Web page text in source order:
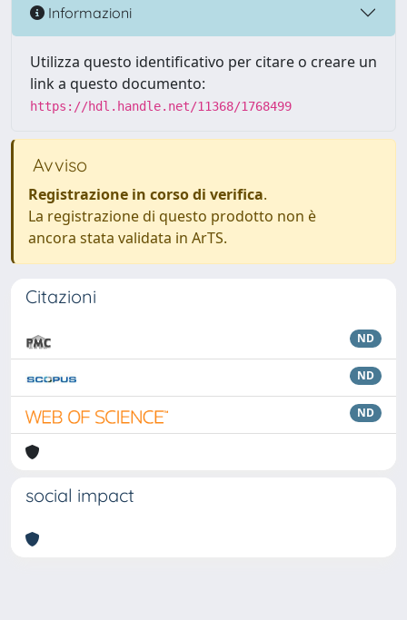
Informazioni
Utilizza questo identificativo per citare o creare un
link a questo documento:
https://hdl.handle.net/11368/1768499
Avviso
Registrazione in corso di verifica.
La registrazione di questo prodotto non è
ancora stata validata in ArTS.
Citazioni
ND
ND
ND
social impact